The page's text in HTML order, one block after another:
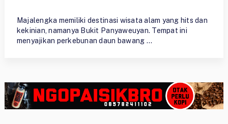
Majalengka memiliki destinasi wisata alam yang hits dan
kekinian, namanya Bukit Panyaweuyan. Tempat ini
menyajikan perkebunan daun bawang …